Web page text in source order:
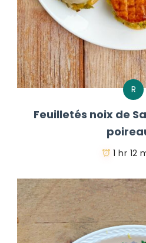
R
Feuilletés noix de
1 hr 12